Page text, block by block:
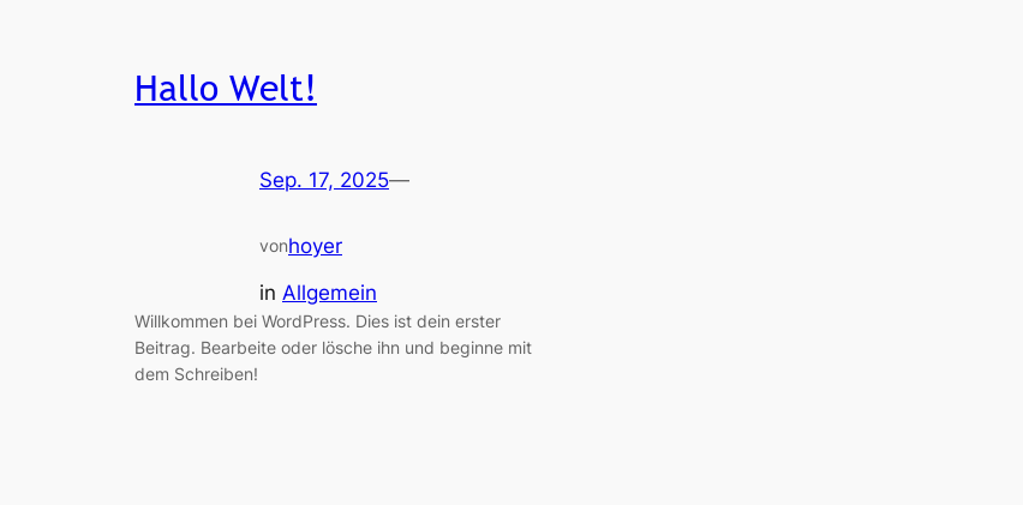
Hallo Welt!
Sep. 17, 2025—
vonhoyer
in Allgemein
Willkommen bei WordPress. Dies ist dein erster
Beitrag. Bearbeite oder lösche ihn und beginne mit
dem Schreiben!